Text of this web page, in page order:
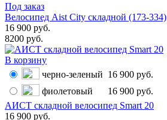
Под заказ
Велосипед Aist City складной (173-334)
16 900 руб.
8200 руб.
В корзину
черно-зеленый 16 900 руб.
фиолетовый
16 900 руб.
АИСТ складной велосипед Smart 20
16 900 руб.